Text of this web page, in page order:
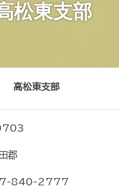
松東支部
高松東支部
郡
840-2777